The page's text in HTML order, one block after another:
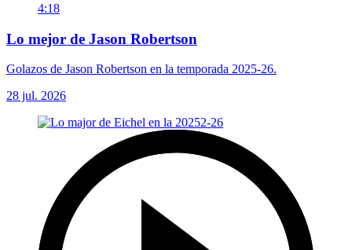
4:18
Lo mejor de Jason Robertson
Golazos de Jason Robertson en la temporada 2025-26.
28 jul. 2026